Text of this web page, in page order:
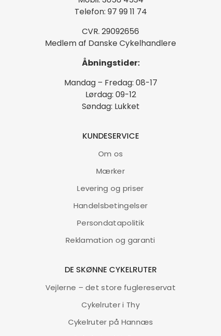
Telefon: 97 99 11 74
CVR. 29092656
Medlem af Danske Cykelhandlere
Åbningstider:
Mandag – Fredag: 08-17
Lørdag: 09-12
Søndag: Lukket
KUNDESERVICE
Om os
Mærker
Levering og priser
Handelsbetingelser
Persondatapolitik
Reklamation og garanti
DE SKØNNE CYKELRUTER
Vejlerne – det store fuglereservat
Cykelruter i Thy
Cykelruter på Hannæs